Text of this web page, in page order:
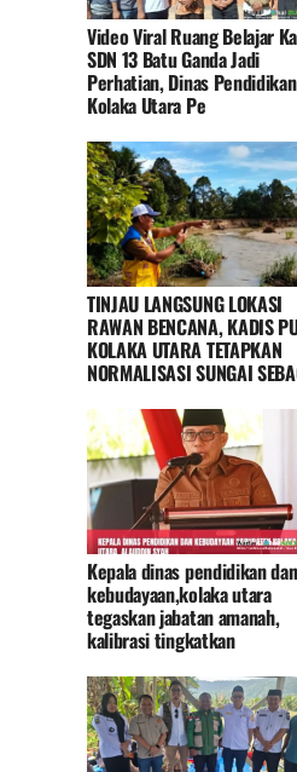
Video Viral Ruang Belajar
SDN 13 Batu Ganda Jadi
Perhatian, Dinas Pendidikan
Kolaka Utara Pe
TINJAU LANGSUNG LOKASI
RAWAN BENCANA, KADIS
KOLAKA UTARA TETAPKAN
NORMALISASI SUNGAI
Kepala dinas pendidikan dan
kebudayaan,kolaka utara
tegaskan jabatan amanah,
kalibrasi tingkatkan